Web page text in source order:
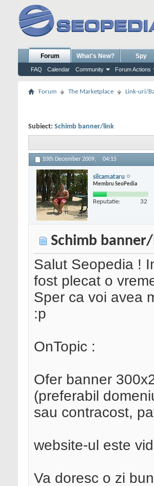
Forum
FAQ Calendar Community Forum Actions
What's New? Spy
Forum The Marketplace Link-uri/
Subiect: Schimb banner/link
10th December 2009, 04:15
silcamataru
Membru SeoPedia
Reputatie: 32
Schimb
Salut Seopedia !
fost plecat o
Sper ca voi avea
:p
OnTopic :
Ofer banner
(preferabil
sau contracost,
website-ul este
Va doresc o zi